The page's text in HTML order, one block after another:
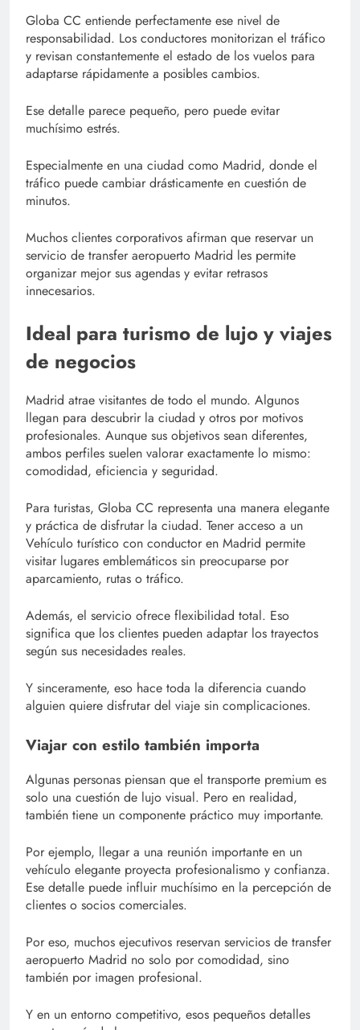
Globa CC entiende perfectamente ese nivel de
responsabilidad. Los conductores monitorizan el tráfico
y revisan constantemente el estado de los vuelos para
adaptarse rápidamente a posibles cambios.
Ese detalle parece pequeño, pero puede evitar
muchísimo estrés.
Especialmente en una ciudad como Madrid, donde el
tráfico puede cambiar drásticamente en cuestión de
minutos.
Muchos clientes corporativos afirman que reservar un
servicio de transfer aeropuerto Madrid les permite
organizar mejor sus agendas y evitar retrasos
innecesarios.
Ideal para turismo de lujo y viajes
de negocios
Madrid atrae visitantes de todo el mundo. Algunos
llegan para descubrir la ciudad y otros por motivos
profesionales. Aunque sus objetivos sean diferentes,
ambos perfiles suelen valorar exactamente lo mismo:
comodidad, eficiencia y seguridad.
Para turistas, Globa CC representa una manera elegante
y práctica de disfrutar la ciudad. Tener acceso a un
Vehículo turístico con conductor en Madrid permite
visitar lugares emblemáticos sin preocuparse por
aparcamiento, rutas o tráfico.
Además, el servicio ofrece flexibilidad total. Eso
significa que los clientes pueden adaptar los trayectos
según sus necesidades reales.
Y sinceramente, eso hace toda la diferencia cuando
alguien quiere disfrutar del viaje sin complicaciones.
Viajar con estilo también importa
Algunas personas piensan que el transporte premium es
solo una cuestión de lujo visual. Pero en realidad,
también tiene un componente práctico muy importante.
Por ejemplo, llegar a una reunión importante en un
vehículo elegante proyecta profesionalismo y confianza.
Ese detalle puede influir muchísimo en la percepción de
clientes o socios comerciales.
Por eso, muchos ejecutivos reservan servicios de transfer
aeropuerto Madrid no solo por comodidad, sino
también por imagen profesional.
Y en un entorno competitivo, esos pequeños detalles